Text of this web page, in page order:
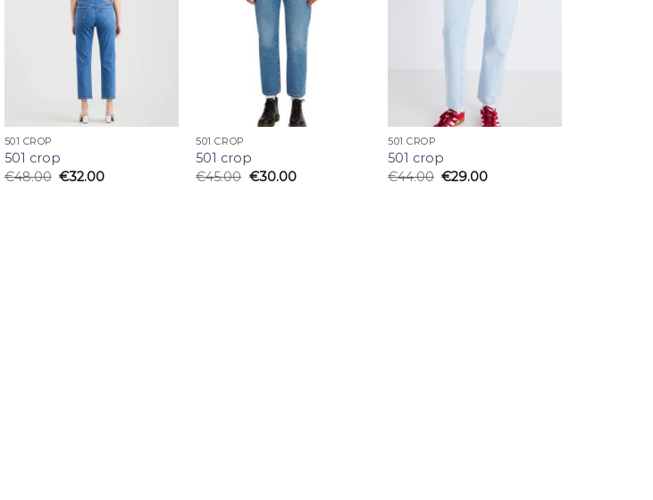
501 CROP
501 crop
€48.00 €32.00
501 CROP
501 crop
€45.00 €30.00
501 CROP
501 crop
€44.00 €29.00